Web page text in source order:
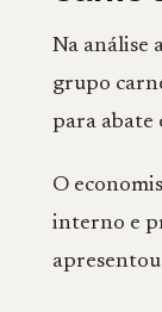
Na análise
grupo
para abate
O
interno e